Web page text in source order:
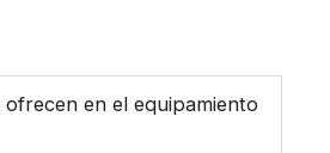
ofrecen en el equipamiento